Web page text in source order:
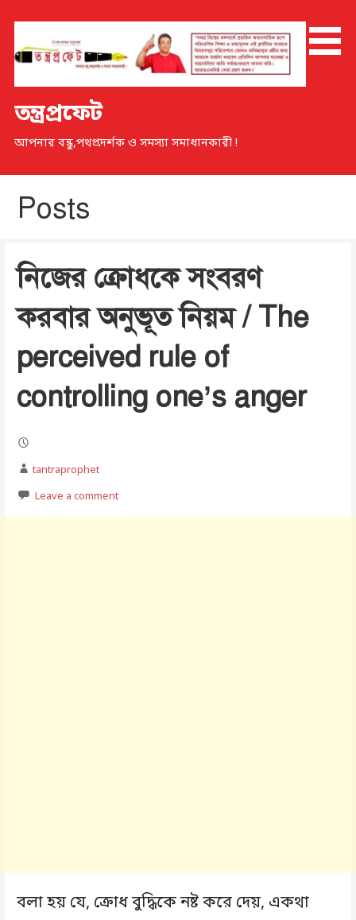
content
তন্ত্রপ্রফেট
আপনার বন্ধু,পথপ্রদর্শক ও সমস্যা সমাধানকারী !
Posts
নিজের ক্রোধকে সংবরণ
করবার অনুভূত নিয়ম / The
perceived rule of
controlling one’s anger
tantraprophet
Leave a comment
বলা হয় যে, ক্রোধ বুদ্ধিকে নষ্ট করে দেয়, একথা